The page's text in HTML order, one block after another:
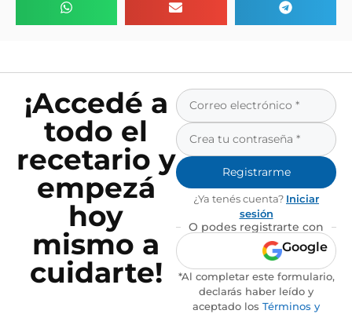
¡Accedé a
todo el
recetario y
empezá
hoy
mismo a
cuidarte!
Registrarme
¿Ya tenés cuenta? Iniciar
sesión
O podes registrarte con
Google
*Al completar este formulario,
declarás haber leído y
aceptado los Términos y